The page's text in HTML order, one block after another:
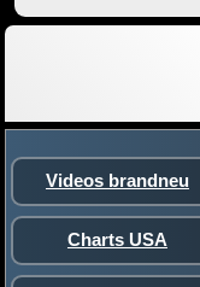
Videos brandneu
Charts USA